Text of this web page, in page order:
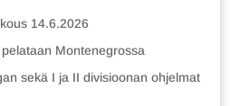
14.6.2026
Montenegrossa
sekä I ja II divisioonan ohjelmat